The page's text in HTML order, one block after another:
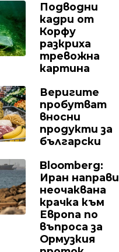
Подводни
кадри от
Корфу
разкриха
тревожна
картина
Веригите
пробутват
вносни
продукти за
български
Bloomberg:
Иран направи
неочаквана
крачка към
Европа по
въпроса за
Ормузкия